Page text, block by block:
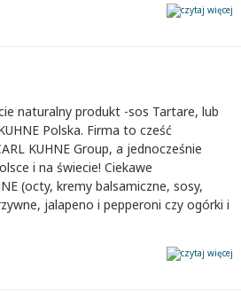
naturalny produkt -sos Tartare, lub
Polska. Firma to cześć
KUHNE Group, a jednocześnie
i na świecie! Ciekawe
(octy, kremy balsamiczne, sosy,
jalapeno i pepperoni czy ogórki i